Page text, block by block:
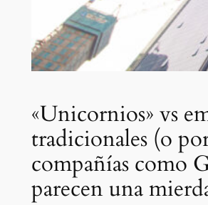
«Unicornios» vs
tradicionales (o
compañías como
parecen una